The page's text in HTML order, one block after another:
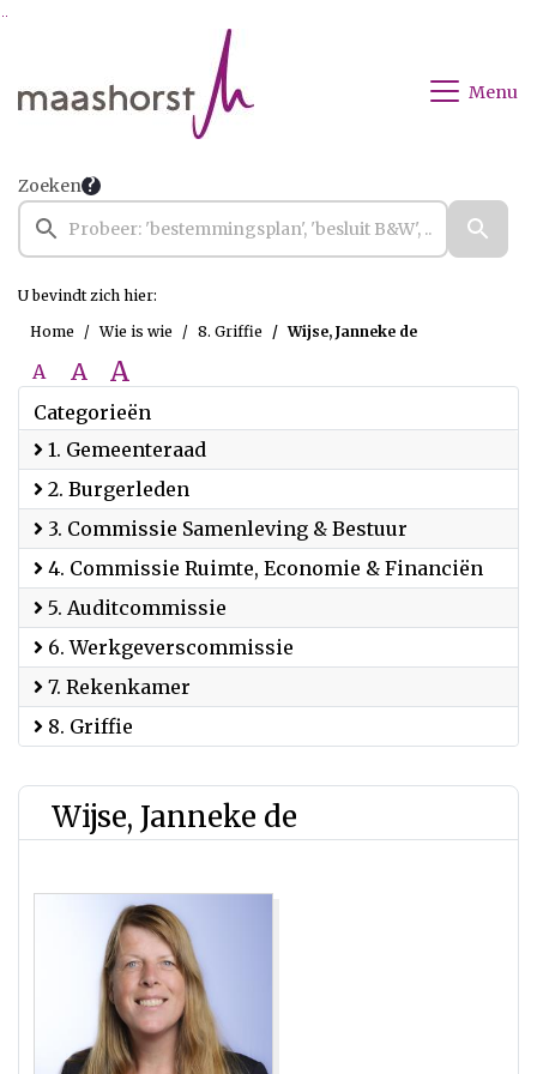
Ga naar de inhoud van deze pagina
Menu
Zoeken
U bevindt zich hier:
Home
Wie is wie 8. Griffie Wijse, Janneke de
A A A
Categorieën
1. Gemeenteraad
2. Burgerleden
3. Commissie Samenleving & Bestuur
4. Commissie Ruimte, Economie & Financiën
5. Auditcommissie
6. Werkgeverscommissie
7. Rekenkamer
8. Griffie
Wijse, Janneke de